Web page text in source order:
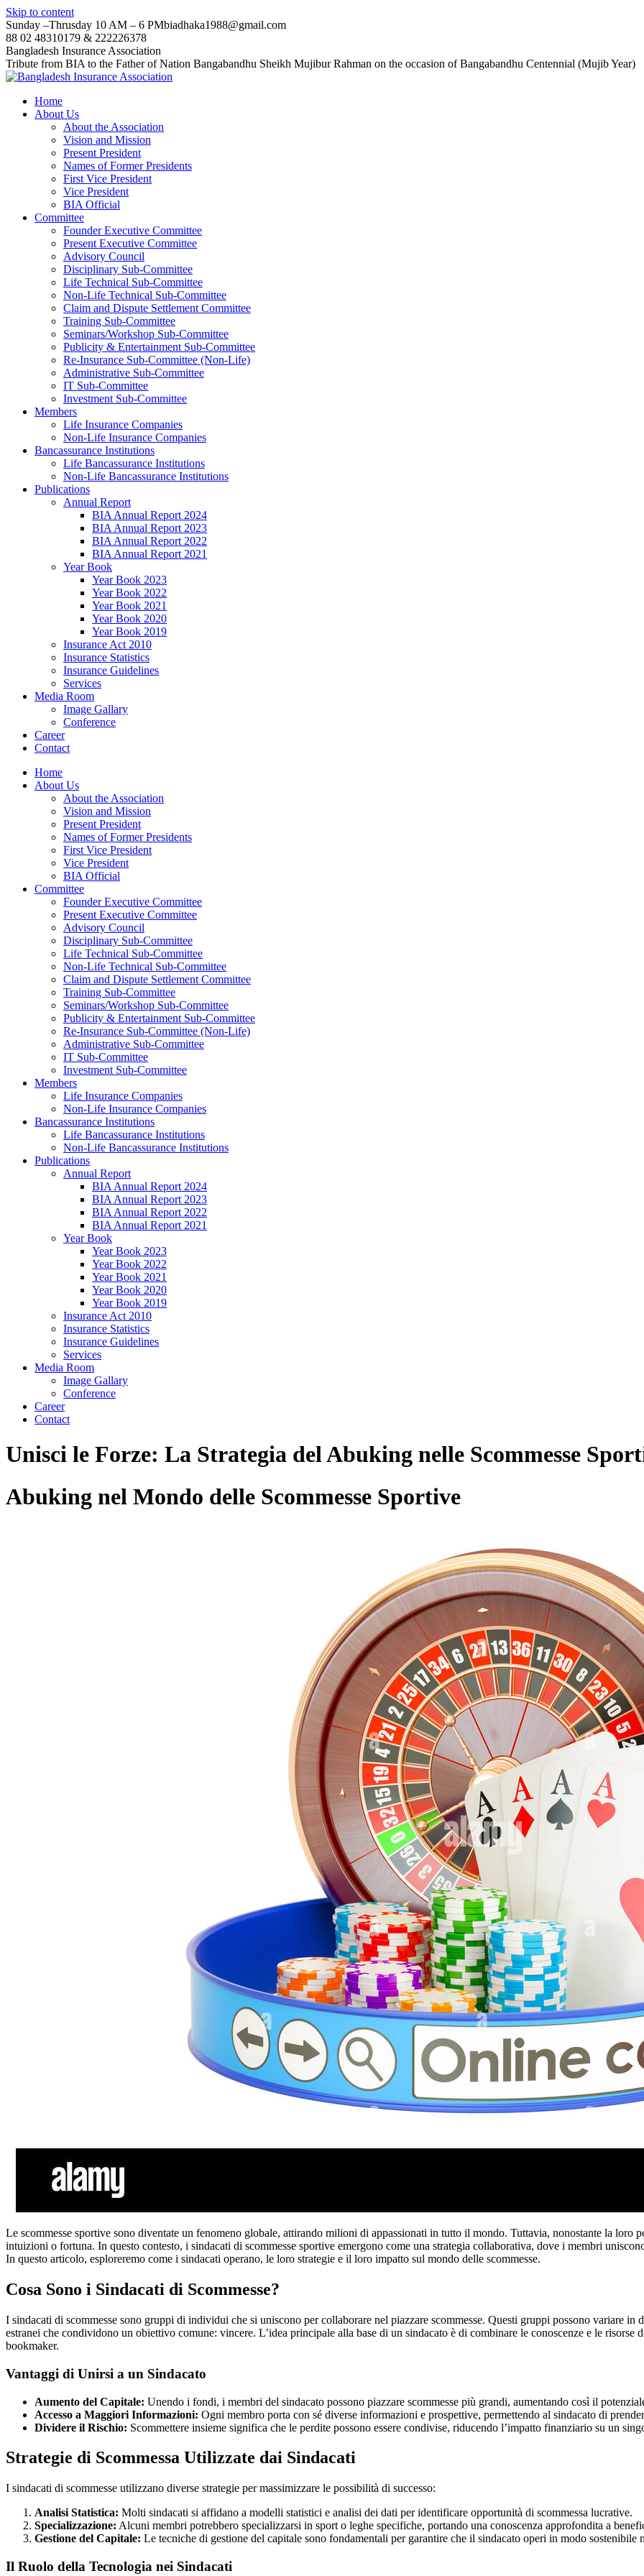
Skip to content
Sunday –Thrusday 10 AM – 6 PMbiadhaka1988@gmail.com
88 02 48310179 & 222226378
Bangladesh Insurance Association
Tribute from BIA to the Father of Nation Bangabandhu Sheikh Mujibur Rahman on the occasion of Bangabandhu Centennial (Mujib Year)
Home
About Us
About the Association
Vision and Mission
Present President
Names of Former Presidents
First Vice President
Vice President
BIA Official
Committee
Founder Executive Committee
Present Executive Committee
Advisory Council
Disciplinary Sub-Committee
Life Technical Sub-Committee
Non-Life Technical Sub-Committee
Claim and Dispute Settlement Committee
Training Sub-Committee
Seminars/Workshop Sub-Committee
Publicity & Entertainment Sub-Committee
Re-Insurance Sub-Committee (Non-Life)
Administrative Sub-Committee
IT Sub-Committee
Investment Sub-Committee
Members
Life Insurance Companies
Non-Life Insurance Companies
Bancassurance Institutions
Life Bancassurance Institutions
Non-Life Bancassurance Institutions
Publications
Annual Report
BIA Annual Report 2024
BIA Annual Report 2023
BIA Annual Report 2022
BIA Annual Report 2021
Year Book
Year Book 2023
Year Book 2022
Year Book 2021
Year Book 2020
Year Book 2019
Insurance Act 2010
Insurance Statistics
Insurance Guidelines
Services
Media Room
Image Gallary
Conference
Career
Contact
Home
About Us
About the Association
Vision and Mission
Present President
Names of Former Presidents
First Vice President
Vice President
BIA Official
Committee
Founder Executive Committee
Present Executive Committee
Advisory Council
Disciplinary Sub-Committee
Life Technical Sub-Committee
Non-Life Technical Sub-Committee
Claim and Dispute Settlement Committee
Training Sub-Committee
Seminars/Workshop Sub-Committee
Publicity & Entertainment Sub-Committee
Re-Insurance Sub-Committee (Non-Life)
Administrative Sub-Committee
IT Sub-Committee
Investment Sub-Committee
Members
Life Insurance Companies
Non-Life Insurance Companies
Bancassurance Institutions
Life Bancassurance Institutions
Non-Life Bancassurance Institutions
Publications
Annual Report
BIA Annual Report 2024
BIA Annual Report 2023
BIA Annual Report 2022
BIA Annual Report 2021
Year Book
Year Book 2023
Year Book 2022
Year Book 2021
Year Book 2020
Year Book 2019
Insurance Act 2010
Insurance Statistics
Insurance Guidelines
Services
Media Room
Image Gallary
Conference
Career
Contact
Unisci le Forze: La Strategia del Abuking nelle Scommesse
Abuking nel Mondo delle Scommesse Sportive
Le scommesse sportive sono diventate un fenomeno globale, attirando milioni di appassionati in tutto il mondo. Tuttavia, nonostante la loro
intuizioni o fortuna. In questo contesto, i sindacati di scommesse sportive emergono come una strategia collaborativa, dove i membri
In questo articolo, esploreremo come i sindacati operano, le loro strategie e il loro impatto sul mondo delle scommesse.
Cosa Sono i Sindacati di Scommesse?
I sindacati di scommesse sono gruppi di individui che si uniscono per collaborare nel piazzare scommesse. Questi gruppi possono variare in
estranei che condividono un obiettivo comune: vincere. L’idea principale alla base di un sindacato è di combinare le conoscenze e le
bookmaker.
Vantaggi di Unirsi a un Sindacato
Aumento del Capitale: Unendo i fondi, i membri del sindacato possono piazzare scommesse più grandi, aumentando così il
Accesso a Maggiori Informazioni: Ogni membro porta con sé diverse informazioni e prospettive, permettendo al sindacato di
Dividere il Rischio: Scommettere insieme significa che le perdite possono essere condivise, riducendo l’impatto finanziario su un
Strategie di Scommessa Utilizzate dai Sindacati
I sindacati di scommesse utilizzano diverse strategie per massimizzare le possibilità di successo:
Analisi Statistica: Molti sindacati si affidano a modelli statistici e analisi dei dati per identificare opportunità di scommessa lucrative.
Specializzazione: Alcuni membri potrebbero specializzarsi in sport o leghe specifiche, portando una conoscenza approfondita a
Gestione del Capitale: Le tecniche di gestione del capitale sono fondamentali per garantire che il sindacato operi in modo sostenibile
Il Ruolo della Tecnologia nei Sindacati